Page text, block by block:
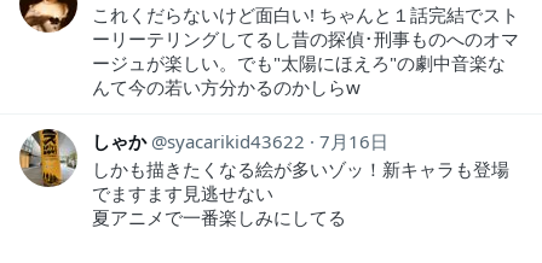
これくだらないけど面白い! ちゃんと１話完結でスト
ーリーテリングしてるし昔の探偵･刑事ものへのオマ
ージュが楽しい。でも"太陽にほえろ"の劇中音楽な
んて今の若い方分かるのかしらw
しゃか syacarikid43622
7月16日
しかも描きたくなる絵が多いゾッ！新キャラも登場
でますます見逃せない
夏アニメで一番楽しみにしてる